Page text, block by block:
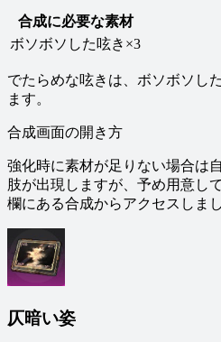
合成に必要な素材
ボソボソした呟き×3
でたらめな呟きは、ボソボソし
ます。
合成画面の開き方
強化時に素材が足りない場合は
肢が出現しますが、予め用意し
欄にある合成からアクセスしまし
仄暗い姿